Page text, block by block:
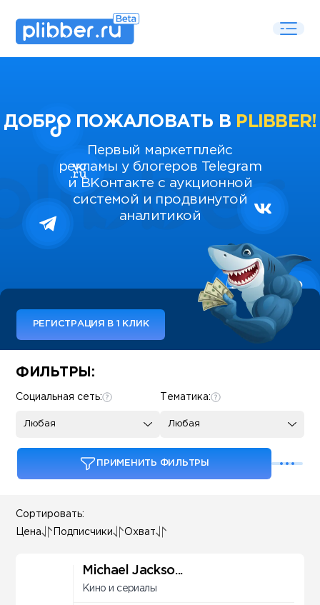
ДОБРО ПОЖАЛОВАТЬ В PLIBBER!
Первый маркетплейс
рекламы у блогеров Telegram
и ВКонтакте с аукционной
системой и продвинутой
аналитикой
РЕГИСТРАЦИЯ В 1 КЛИК
Some SEO Title
ФИЛЬТРЫ:
Тематика:
Любая
Социальная сеть:
Любая
ПРИМЕНИТЬ ФИЛЬТРЫ
Сортировать:
Цена Подписчики Охват
Michael Jackso...
Кино и сериалы